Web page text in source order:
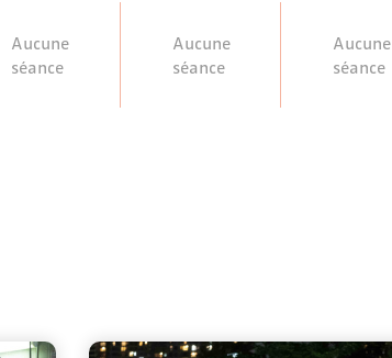
Aucune
séance
Aucune
séance
Aucune
séance